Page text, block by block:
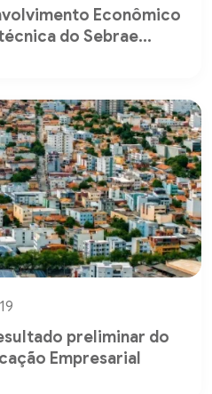
Econômico
do Sebrae...
preliminar do
Empresarial